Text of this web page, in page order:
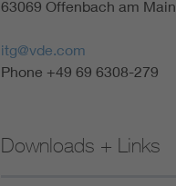
63069 Offenbach am Main
itg@vde.com
Phone +49 69 6308-279
Downloads + Links